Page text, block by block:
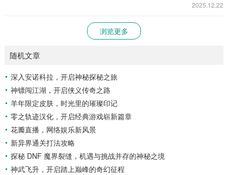
2025.12.22
浏览更多
随机文章
深入安诺科拉，开启神秘探秘之旅
神镖闯江湖，开启侠义传奇之路
羊年限定皮肤，时光里的璀璨印记
零之轨迹汉化，开启经典游戏崭新篇章
花瓣直播，网络娱乐新风景
新异界通关打法攻略
探秘 DNF 魔界裂缝，机遇与挑战并存的神秘之境
神武飞升，开启踏上巅峰的奇幻征程